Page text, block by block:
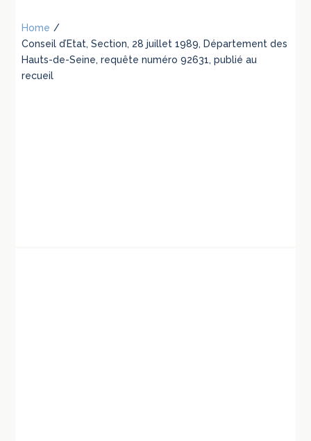
Home /
Conseil d’Etat, Section, 28 juillet 1989, Département des
Hauts-de-Seine, requête numéro 92631, publié au
recueil